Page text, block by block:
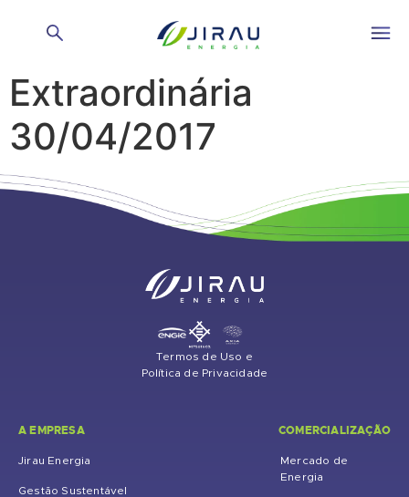
Ata Assembleia Geral
Extraordinária
30/04/2017
Termos de Uso e
Política de Privacidade
A EMPRESA
Jirau Energia
Gestão Sustentável
COMERCIALIZAÇÃO
Mercado de
Energia